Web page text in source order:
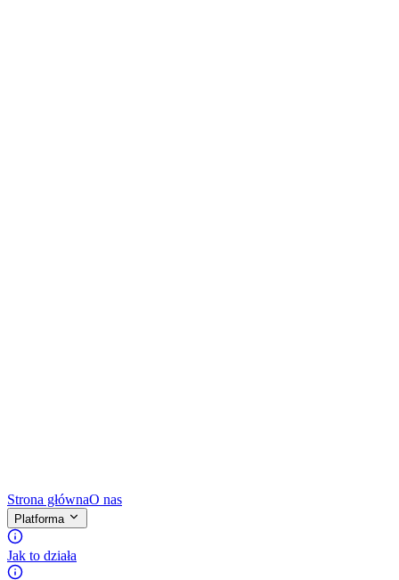
Strona głównaO nas
Platforma
Jak to działa